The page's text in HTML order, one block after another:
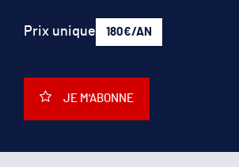
Prix unique 180€/AN
JE M'ABONNE